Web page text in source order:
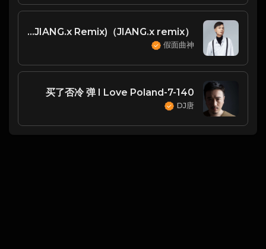
假面曲神 - Chillout Café-Fairytale Gone Bad (JIANG.x Remix)（JIANG.x remix）
假面曲神
7-140-买了否冷 弹 I Love Poland
DJ唐